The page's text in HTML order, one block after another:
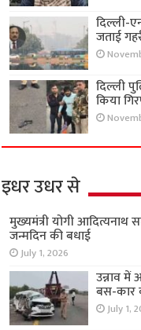
दिल्ली-
जताई
दिल्ली
किया
इधर उधर से
मुख्यमंत्री योगी
जन्मदिन की बधाई
July 1, 2026
उन्नाव
बस-कार
July 1,